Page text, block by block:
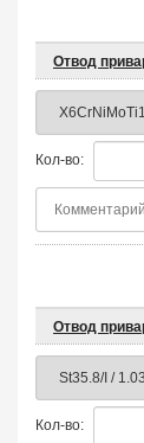
Отвод
Кол-во:
Отвод
Кол-во: